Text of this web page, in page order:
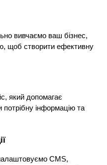
вивчаємо ваш бізнес,
щоб створити ефективну
який допомагає
інформацію та
CMS,